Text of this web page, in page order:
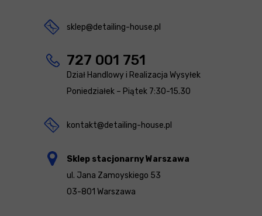
sklep@detailing-house.pl
727 001 751
Dział Handlowy i Realizacja Wysyłek
Poniedziałek – Piątek 7:30-15.30
kontakt@detailing-house.pl
Sklep stacjonarny Warszawa
ul. Jana Zamoyskiego 53
03-801 Warszawa